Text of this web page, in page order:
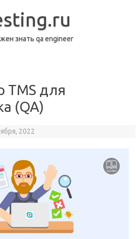
знать qa engineer
TMS для
(QA)
2022